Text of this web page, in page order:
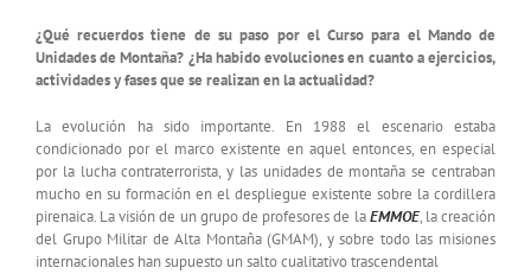
¿Qué recuerdos tiene de su paso por el Curso para el Mando de
Unidades de Montaña? ¿Ha habido evoluciones en cuanto a ejercicios,
actividades y fases que se realizan en la actualidad?
La evolución ha sido importante. En 1988 el escenario estaba
condicionado por el marco existente en aquel entonces, en especial
por la lucha contraterrorista, y las unidades de montaña se centraban
mucho en su formación en el despliegue existente sobre la cordillera
pirenaica. La visión de un grupo de profesores de laEMMOE, la creación
del Grupo Militar de Alta Montaña (GMAM), y sobre todo las misiones
internacionales han supuesto un salto cualitativo trascendental